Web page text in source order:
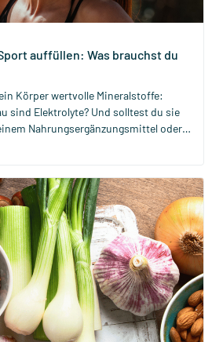
auffüllen: Was brauchst du
Körper wertvolle Mineralstoffe:
sind Elektrolyte? Und solltest du sie
Nahrungsergänzungsmittel oder
Nüssen auffüllen? Let’s break it